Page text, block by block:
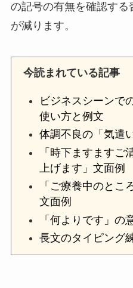
の記号の有無を確認す
が減ります。
今読まれている記事
ビジネスシーンで
使い方と例文
体調不良の「気遣
「時下ますますご
上げます」文面例
「ご療養中のとこ
文面例
「何よりです」の
長文のタイピング